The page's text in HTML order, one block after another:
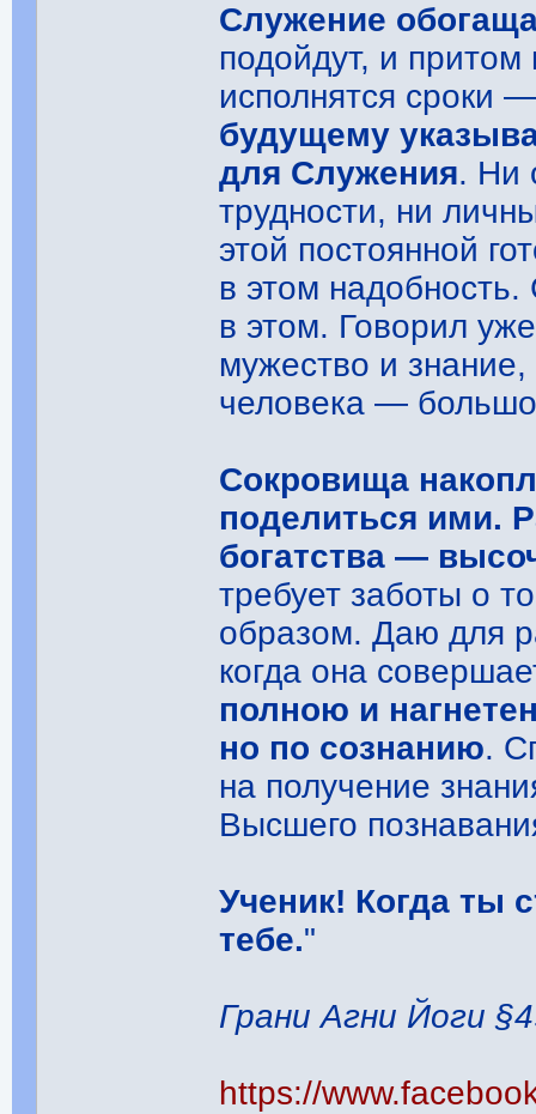
Служение
подойдут, и
исполнятся сроки
будущему
для Служения. Ни
трудности, ни
этой постоянной
в этом
в этом. Говорил
мужество и знание,
человека ―
Сокровища
поделиться ими.
богатства ―
требует заботы о
образом. Даю для
когда она
полною и
но по сознанию.
на получение
Высшего
Ученик! Когда ты
тебе."
Грани Агни Йоги
https://